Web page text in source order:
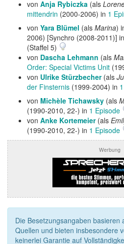
von Anja Rybiczka (als
mittendrin (2000-2006) in 1
von Yara Blümel (als Marina)
2006) [Synchro (2008-2011)]
(Staffel 5)
von Dascha Lehmann (als
Order: Special Victims Unit
von Ulrike Stürzbecher(als
der Finsternis (1999-2004) in
von Michèle Tichawsky (als
(1990-2010, 22-) in 1 Episode
von Anke Kortemeier(als
(1990-2010, 22-) in 1 Episode
Werbung
Die Besetzungsangaben basieren
Quellen und bieten insbesondere
keinerlei Garantie auf